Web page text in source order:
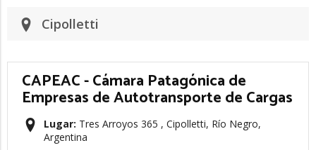
Cipolletti
CAPEAC - Cámara Patagónica de
Empresas de Autotransporte de Cargas
Lugar: Tres Arroyos 365 , Cipolletti, Río Negro,
Argentina